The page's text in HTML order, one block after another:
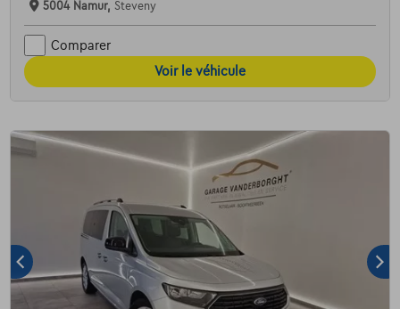
5004 Namur, Steveny
Comparer
Voir le véhicule